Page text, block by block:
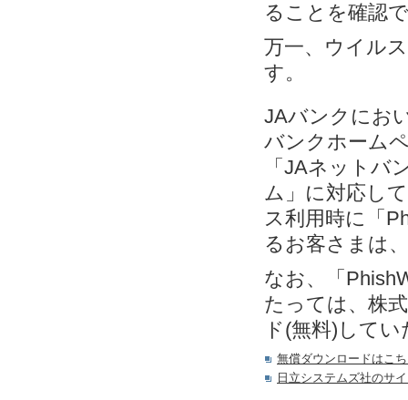
ることを確認
万一、ウイル
す。
JAバンクにお
バンクホーム
「JAネットバ
ム」に対応し
ス利用時に「
るお客さまは
なお、「
たっては、株
ド(無料)して
無償ダウンロードはこ
日立システムズ社のサ